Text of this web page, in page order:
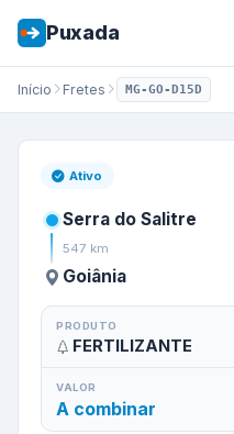
Puxada
Início Fretes MG-GO-D15D
Frete de
Ativo
Serra do Salitre
547 km
Goiânia
PRODUTO
FERTILIZANTE
VALOR
A combinar